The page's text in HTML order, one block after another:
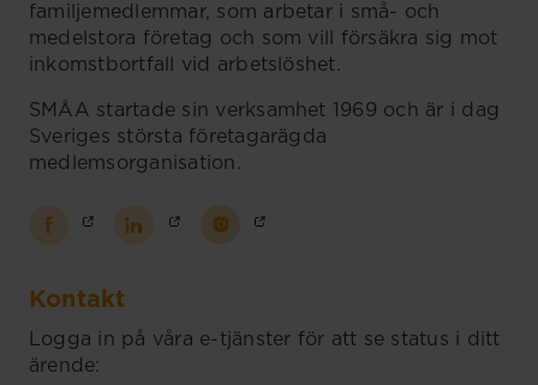
familjemedlemmar, som arbetar i små- och
medelstora företag och som vill försäkra sig mot
inkomstbortfall vid arbetslöshet.
SMÅA startade sin verksamhet 1969 och är i dag
Sveriges största företagarägda
medlemsorganisation.
Kontakt
Logga in på våra e-tjänster för att se status i ditt
ärende: